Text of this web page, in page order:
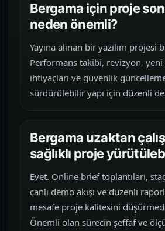
Bergama için proje
neden önemli?
Yayına alınan bir yazılım projesi
Performans takibi, revizyon,
ihtiyaçları ve güvenlik
sürdürülebilir yapı için düzenli
Bergama uzaktan
sağlıklı proje
Evet. Online brief toplantıları,
canlı demo akışı ve düzenli
mesafe proje kalitesini
Önemli olan sürecin şeffaf ve